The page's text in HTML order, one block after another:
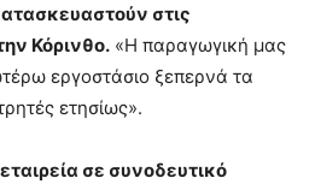
στις
Κόρινθο. «Η παραγωγική μας
εργοστάσιο ξεπερνά τα
ετησίως».
σε συνοδευτικό